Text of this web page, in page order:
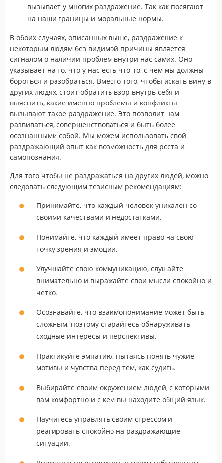
вызывает у многих раздражение. Так как посягают
на наши границы и моральные нормы.
В обоих случаях, описанных выше, раздражение к
некоторым людям без видимой причины является
сигналом о наличии проблем внутри нас самих. Оно
указывает на то, что у нас есть что-то, с чем мы должны
бороться и разобраться. Вместо того, чтобы искать вину в
других людях, стоит обратить взор внутрь себя и
выяснить, какие именно проблемы и конфликты
вызывают такое раздражение. Это позволит нам
развиваться, совершенствоваться и быть более
осознанными собой. Мы можем использовать свой
раздражающий опыт как возможность для роста и
самопознания.
Для того чтобы не раздражаться на других людей, можно
следовать следующим тезисным рекомендациям:
Принимайте, что каждый человек уникален со
своими качествами и недостатками.
Понимайте, что каждый имеет право на свою
точку зрения и эмоции.
Улучшайте свою коммуникацию, слушайте
внимательно и выражайте свои мысли спокойно и
четко.
Осознавайте, что взаимопонимание может быть
сложным, поэтому старайтесь обнаруживать
сходные интересы и перспективы.
Практикуйте эмпатию, пытаясь понять чужие
мотивы и чувства перед тем, как судить.
Выбирайте своим окружением людей, с которыми
вам комфортно и с кем вы находите общий язык.
Научитесь управлять своим стрессом и
реагировать спокойно на раздражающие
ситуации.